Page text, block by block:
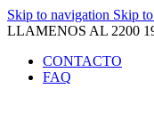
Skip to navigation Skip
LLAMENOS AL 2200
CONTACTO
FAQ